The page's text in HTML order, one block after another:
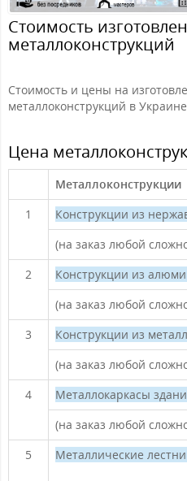
Стоимость
металлоконструкций
Стоимость и цены на
металлоконструкций в
Цена
Металлоконструкции
1
Конструкции из
(на заказ любой
2
Конструкции из
(на заказ любой
3
Конструкции из
(на заказ любой
4
Металлокаркасы
(на заказ любой
5
Металлические